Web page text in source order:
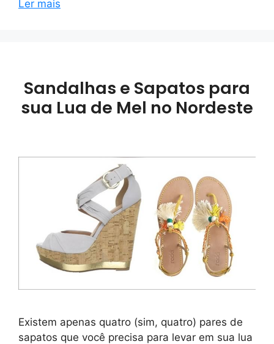
Ler mais
Sandalhas e Sapatos para
sua Lua de Mel no Nordeste
Existem apenas quatro (sim, quatro) pares de
sapatos que você precisa para levar em sua lua